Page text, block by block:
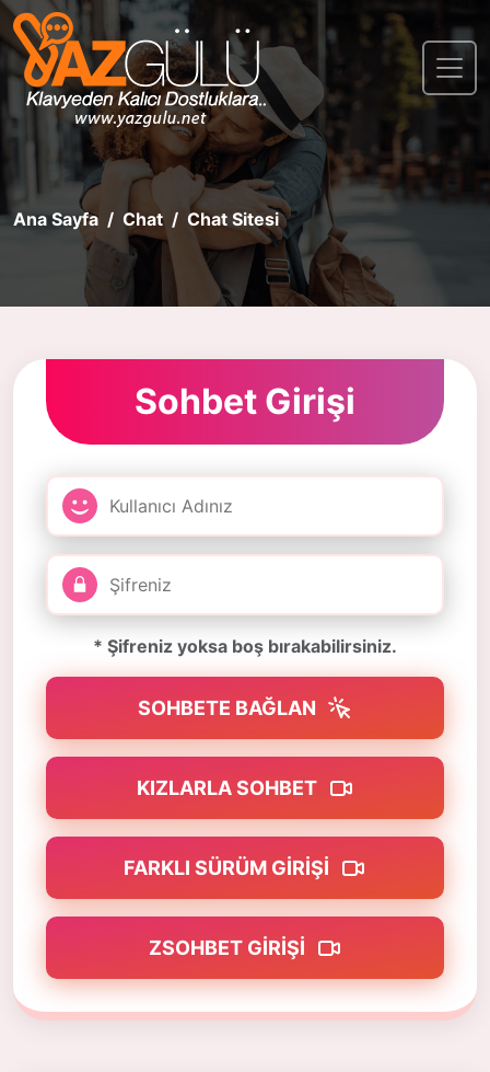
Ana Sayfa Chat Chat Sitesi
Sohbet Girişi
* Şifreniz yoksa boş bırakabilirsiniz.
SOHBETE BAĞLAN
KIZLARLA SOHBET
FARKLI SÜRÜM GIRIŞI
ZSOHBET GIRIŞI